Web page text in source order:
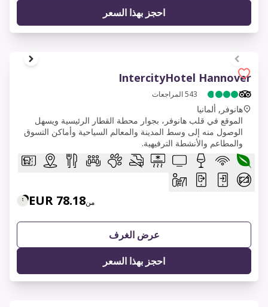
احجز بهذا السعر
1 of 8
IntercityHotel Hannover
543المراجعات
هانوفر, ألمانيا
الموقع في قلب هانوفر، بجوار محطة القطار الرئيسية ويسهل
الوصول منه إلى وسط المدينة والمعالم السياحية وأماكن التسوق
والمطاعم والأنشطة الترفيهية.
من78.18 EUR
عرض الغرف
احجز بهذا السعر